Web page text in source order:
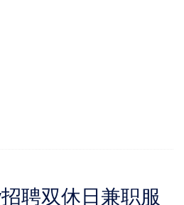
聘双休日兼职服